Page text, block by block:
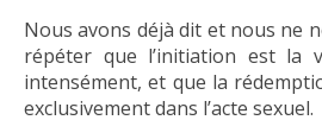
Nous avons déjà dit et nous ne
répéter que l’initiation est la
intensément, et que la
exclusivement dans l’acte sexuel.